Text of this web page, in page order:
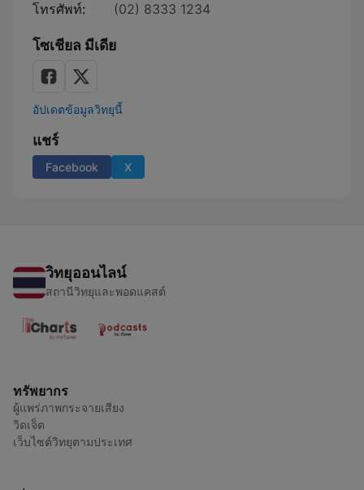
โทรศัพท์:
(02) 8333 1234
โซเชียล มีเดีย
อัปเดตข้อมูลวิทยุนี้
แชร์
Facebook X
วิทยุออนไลน์
สถานีวิทยุและพอดแคสต์
ทรัพยากร
ผู้แพร่ภาพกระจายเสียง
วิดเจ็ต
เว็บไซต์วิทยุตามประเทศ